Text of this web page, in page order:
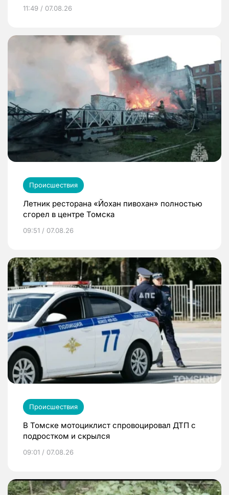
11:49 / 07.08.26
Происшествия
Летник ресторана «Йохан пивохан» полностью
сгорел в центре Томска
09:51 / 07.08.26
Происшествия
В Томске мотоциклист спровоцировал ДТП с
подростком и скрылся
09:01 / 07.08.26